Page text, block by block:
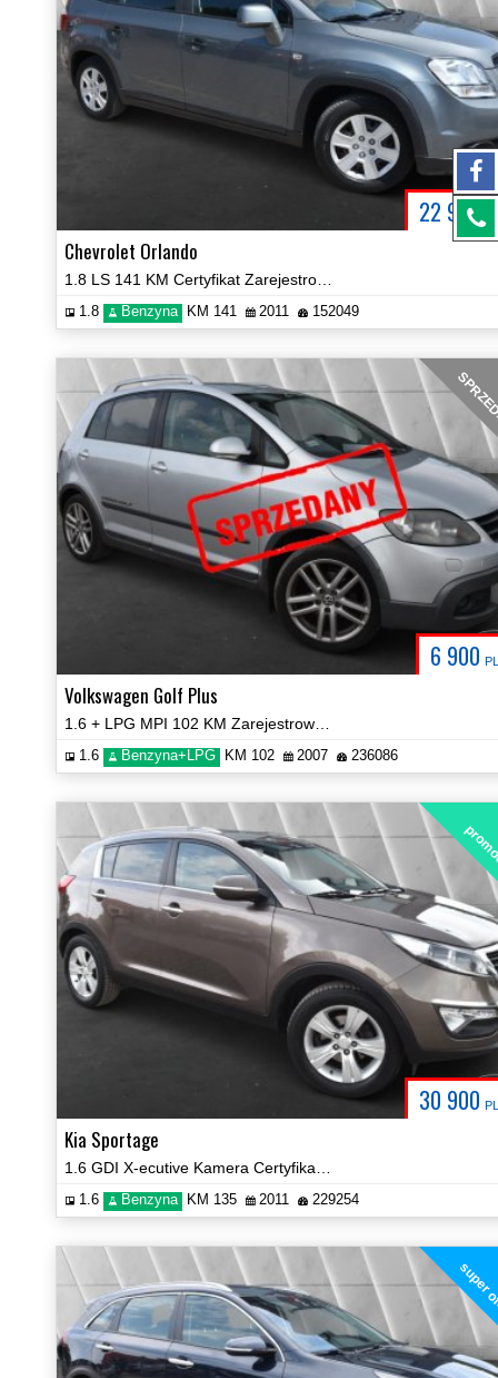
22 900
Chevrolet Orlando
1.8 Benzyna KM 141 2011 152049
6 900
Volkswagen Golf Plus
1.6 Benzyna+LPG KM 102 2007 236086
30 900
Kia Sportage
1.6 Benzyna KM 135 2011 229254